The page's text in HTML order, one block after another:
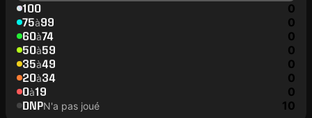
100 0
75à99 0
60à74 0
50à59 0
35à49 0
20à34 0
0à19 0
DNPN'a pas joué 10